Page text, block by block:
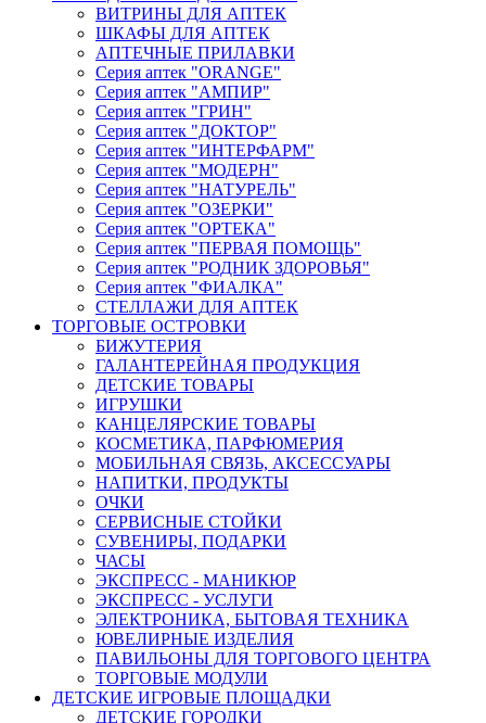
ВИТРИНЫ ДЛЯ АПТЕК
ШКАФЫ ДЛЯ АПТЕК
АПТЕЧНЫЕ ПРИЛАВКИ
Серия аптек "ORANGE"
Серия аптек "АМПИР"
Серия аптек "ГРИН"
Серия аптек "ДОКТОР"
Серия аптек "ИНТЕРФАРМ"
Серия аптек "МОДЕРН"
Серия аптек "НАТУРЕЛЬ"
Серия аптек "ОЗЕРКИ"
Серия аптек "ОРТЕКА"
Серия аптек "ПЕРВАЯ ПОМОЩЬ"
Серия аптек "РОДНИК ЗДОРОВЬЯ"
Серия аптек "ФИАЛКА"
СТЕЛЛАЖИ ДЛЯ АПТЕК
ТОРГОВЫЕ ОСТРОВКИ
БИЖУТЕРИЯ
ГАЛАНТЕРЕЙНАЯ ПРОДУКЦИЯ
ДЕТСКИЕ ТОВАРЫ
ИГРУШКИ
КАНЦЕЛЯРСКИЕ ТОВАРЫ
КОСМЕТИКА, ПАРФЮМЕРИЯ
МОБИЛЬНАЯ СВЯЗЬ, АКСЕССУАРЫ
НАПИТКИ, ПРОДУКТЫ
ОЧКИ
СЕРВИСНЫЕ СТОЙКИ
СУВЕНИРЫ, ПОДАРКИ
ЧАСЫ
ЭКСПРЕСС - МАНИКЮР
ЭКСПРЕСС - УСЛУГИ
ЭЛЕКТРОНИКА, БЫТОВАЯ ТЕХНИКА
ЮВЕЛИРНЫЕ ИЗДЕЛИЯ
ПАВИЛЬОНЫ ДЛЯ ТОРГОВОГО ЦЕНТРА
ТОРГОВЫЕ МОДУЛИ
ДЕТСКИЕ ИГРОВЫЕ ПЛОЩАДКИ
ДЕТСКИЕ ГОРОДКИ